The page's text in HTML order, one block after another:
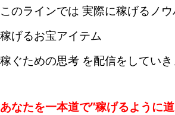
このラインでは 実際に稼げるノ
稼げるお宝アイテム
稼ぐための思考 を配信をしていき
あなたを一本道で”稼げるように